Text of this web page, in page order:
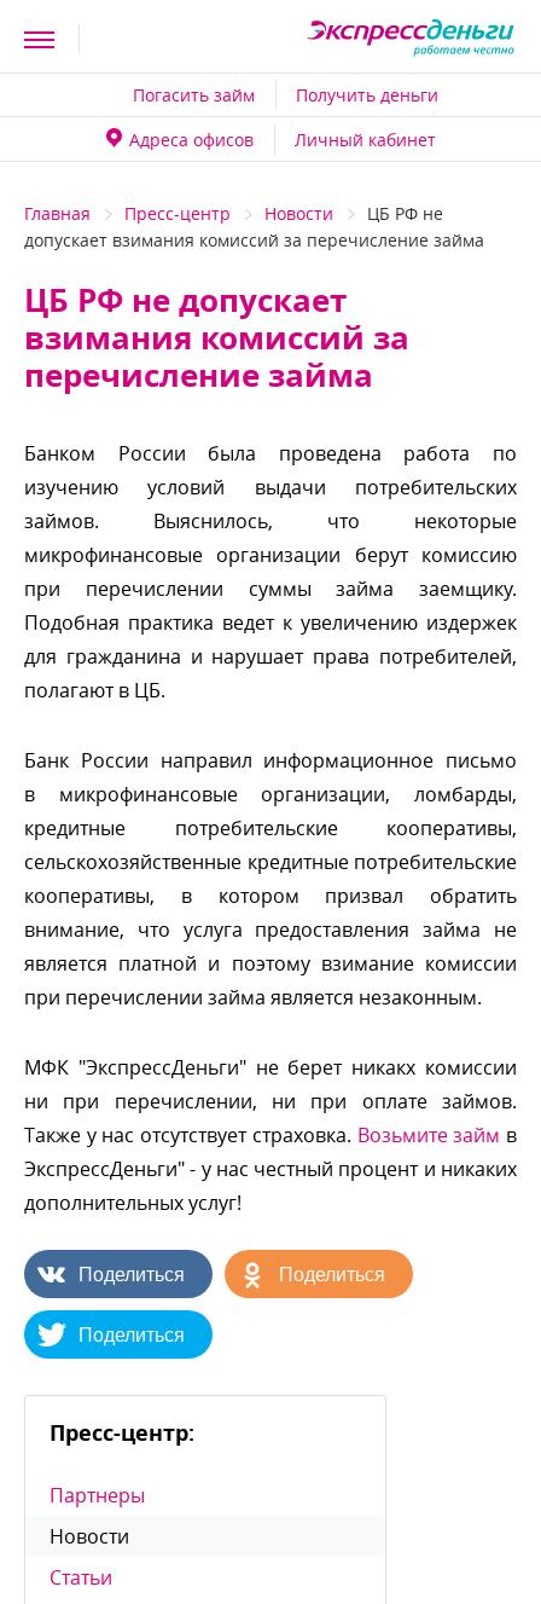
Погасить займ
Получить деньги
Адреса офисо
Личный кабинет
Главная Пресс-центр Новости
ЦБ РФ не
допускает взимания комиссий за перечисление займа
ЦБ РФ не допускает
зимания комиссий за
перечисление займа
Банком России была проведена работа по
изучению условий выдачи потребительских
займов. Выяснилось, что некоторые
микрофинансовые организации берут комиссию
при перечислении суммы займа заемщику.
Подобная практика ведет к увеличению издержек
для гражданина и нарушает права потребителей,
полагают в ЦБ.
Банк России направил информационное письмо
микрофинансовые организации, ломбарды,
кредитные потребительские кооперативы,
сельскохозяйственные кредитные потребительские
кооперативы, в котором призвал обратить
нимание, что услуга предоставления займа не
является платной и поэтому взимание комиссии
при перечислении займа является незаконным.
МФК "ЭкспрессДеньги" не берет никакх комиссии
ни при перечислении, ни при оплате займов.
Также у нас отсутствует страховка. озьмите займ
ЭкспрессДеньги" - у нас честный процент и никаких
дополнительных услуг!
Поделиться Поделиться
Поделиться
Пресс-центр:
Партнеры
Новости
Статьи